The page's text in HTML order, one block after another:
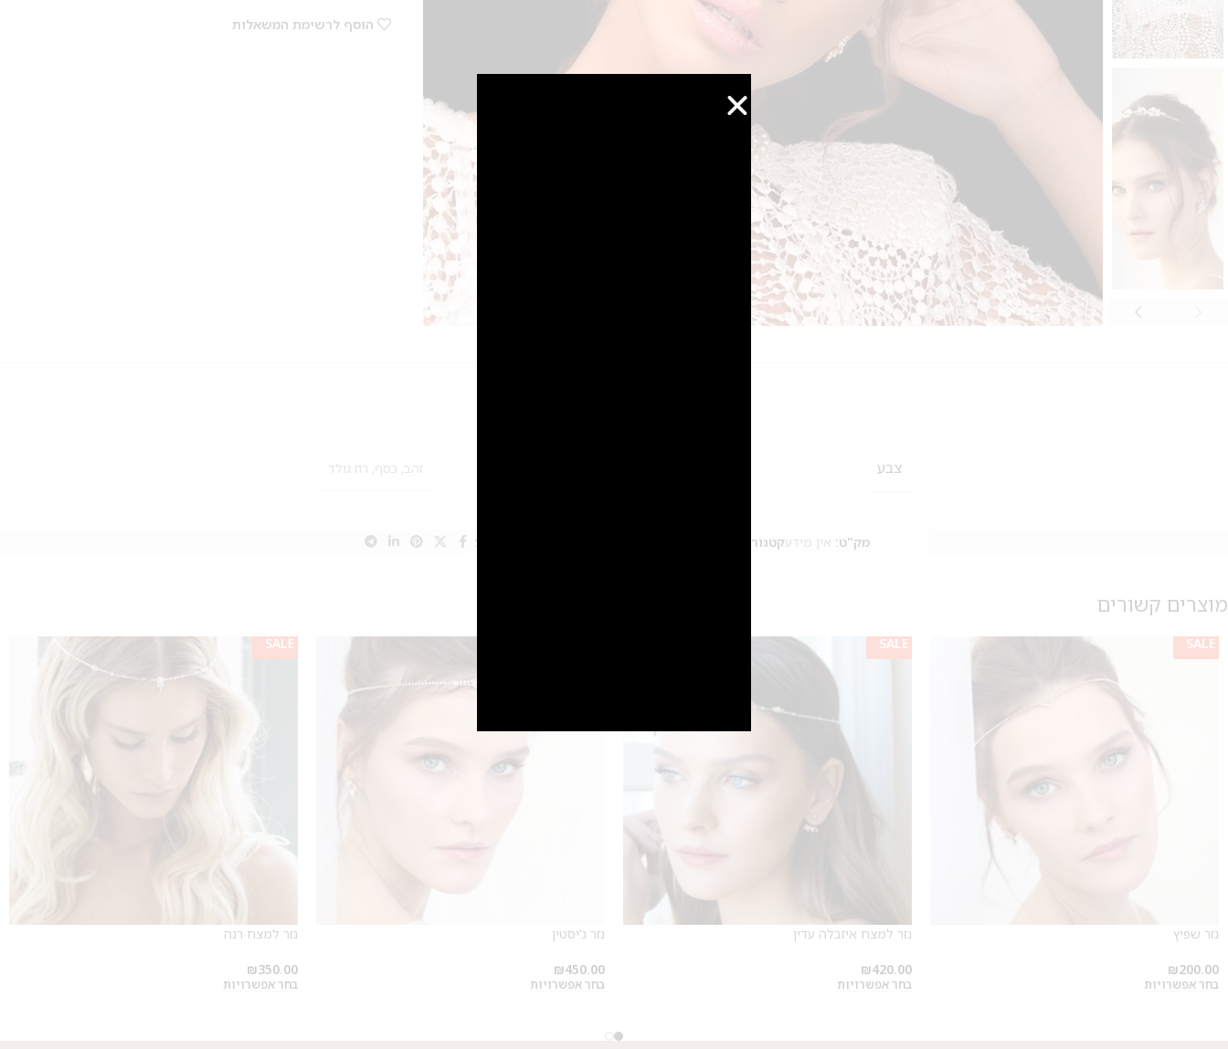
הוסף לרשימת המשאלות
צבע זהב, כסף, רוז גולד
מק"ט: אין מידעקטגוריות:
מוצרים קשורים
SALE
נזר שפיץ
₪200.00
בחר אפשרויות
SALE
נזר למצח איזבלה עדין
₪420.00
בחר אפשרויות
נזר ג'יסטין
₪450.00
בחר אפשרויות
SALE
נזר למצח רנה
₪350.00
בחר אפשרויות
מבצע 1+1
על החירור ל-50 הפונות ראשונות
לקביעת תור לפירסינג ועיצוב
אזניים